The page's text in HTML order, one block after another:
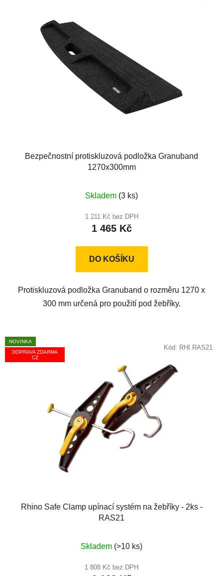
Bezpečnostní protiskluzová podložka Granuband
1270x300mm
Skladem (3 ks)
1 211 Kč bez DPH
1 465 Kč
DO KOŠÍKU
Protiskluzová podložka Granuband o rozměru 1270 x
300 mm určená pro použití pod žebříky.
NOVINKA
DOPRAVA ZDARMA
CZ
Rhino Safe Clamp upínací systém na žebříky - 2ks -
RAS21
hodnocení
produktu
Skladem (>10 ks)
1 808 Kč bez DPH
Kód: RHI.RAS21